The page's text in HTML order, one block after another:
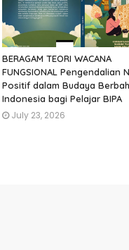
BERAGAM TEORI WACANA
FUNGSIONAL Pengendalian
Positif dalam Budaya
Indonesia bagi Pelajar BIPA
July 23, 2026